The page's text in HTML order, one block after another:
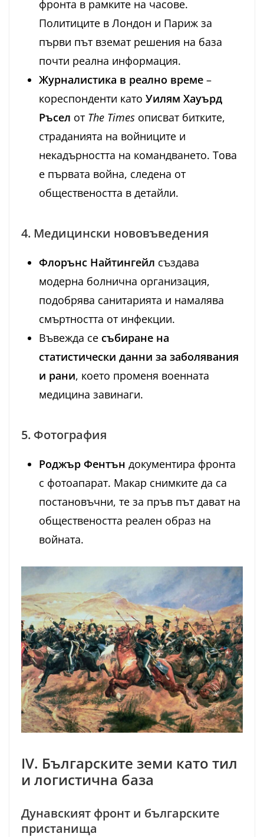
фронта в рамките на часове.
Политиците в Лондон и Париж за
първи път вземат решения на база
почти реална информация.
Журналистика в реално време –
кореспонденти като Уилям Хауърд
Ръсел от The Times описват битките,
страданията на войниците и
некадърността на командването. Това
е първата война, следена от
обществеността в детайли.
4. Медицински нововъведения
Флорънс Найтингейл създава
модерна болнична организация,
подобрява санитарията и намалява
смъртността от инфекции.
Въвежда се събиране на
статистически данни за заболявания
и рани, което променя военната
медицина завинаги.
5. Фотография
Роджър Фентън документира фронта
с фотоапарат. Макар снимките да са
постановъчни, те за пръв път дават на
обществеността реален образ на
войната.
IV. Българските земи като тил
и логистична база
Дунавският фронт и българските
пристанища